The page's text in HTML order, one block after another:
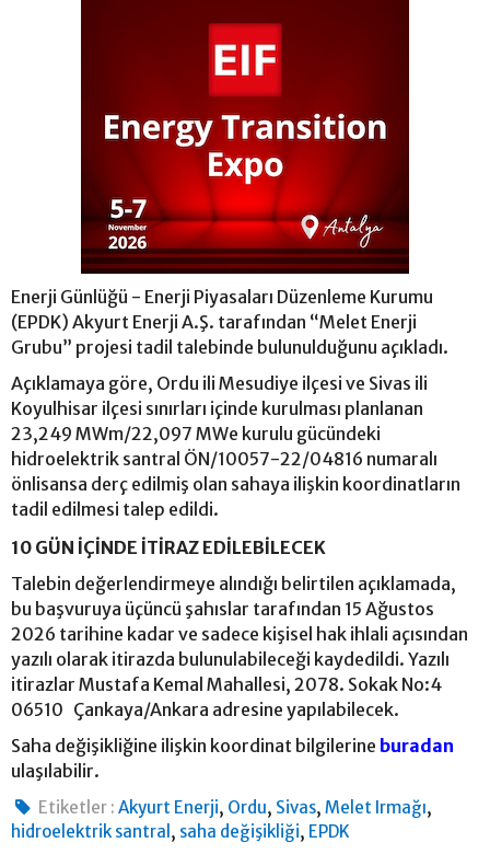
Enerji Günlüğü - Enerji Piyasaları Düzenleme Kurumu
(EPDK) Akyurt Enerji A.Ş. tarafından “Melet Enerji
Grubu” projesi tadil talebinde bulunulduğunu açıkladı.
Açıklamaya göre, Ordu ili Mesudiye ilçesi ve Sivas ili
Koyulhisar ilçesi sınırları içinde kurulması planlanan
23,249 MWm/22,097 MWe kurulu gücündeki
hidroelektrik santral ÖN/10057-22/04816 numaralı
önlisansa derç edilmiş olan sahaya ilişkin koordinatların
tadil edilmesi talep edildi.
10 GÜN İÇİNDE İTİRAZ EDİLEBİLECEK
Talebin değerlendirmeye alındığı belirtilen açıklamada,
bu başvuruya üçüncü şahıslar tarafından 15 Ağustos
2026 tarihine kadar ve sadece kişisel hak ihlali açısından
yazılı olarak itirazda bulunulabileceği kaydedildi. Yazılı
itirazlar Mustafa Kemal Mahallesi, 2078. Sokak No:4
06510 Çankaya/Ankara adresine yapılabilecek.
Saha değişikliğine ilişkin koordinat bilgilerine buradan
ulaşılabilir.
Etiketler : Akyurt Enerji, Ordu, Sivas,Melet Irmağı,
hidroelektrik santral , saha değişikliği, EPDK